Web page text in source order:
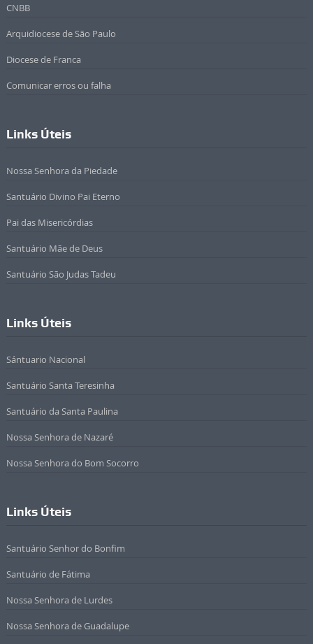
CNBB
Arquidiocese de São Paulo
Diocese de Franca
Comunicar erros ou falha
Links Úteis
Nossa Senhora da Piedade
Santuário Divino Pai Eterno
Pai das Misericórdias
Santuário Mãe de Deus
Santuário São Judas Tadeu
Links Úteis
Sántuario Nacional
Santuário Santa Teresinha
Santuário da Santa Paulina
Nossa Senhora de Nazaré
Nossa Senhora do Bom Socorro
Links Úteis
Santuário Senhor do Bonfim
Santuário de Fátima
Nossa Senhora de Lurdes
Nossa Senhora de Guadalupe